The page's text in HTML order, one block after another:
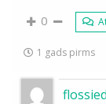
0
1 gads pirms